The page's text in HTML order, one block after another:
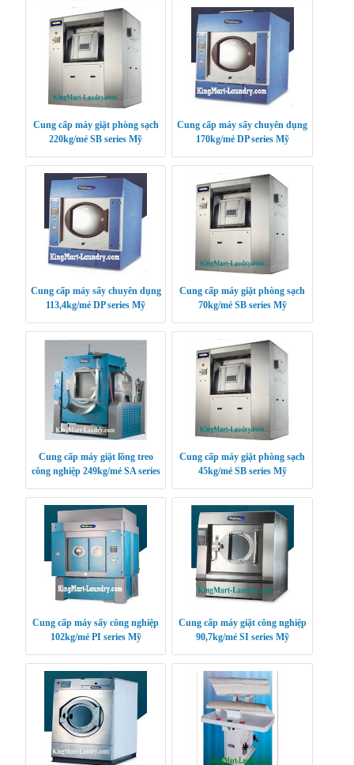
Cung cấp máy giặt phòng sạch
220kg/mẻ SB series Mỹ
Cung cấp máy sấy chuyên dụng
170kg/mẻ DP series Mỹ
Cung cấp máy sấy chuyên dụng
113,4kg/mẻ DP series Mỹ
Cung cấp máy giặt phòng sạch
70kg/mẻ SB series Mỹ
Cung cấp máy giặt lồng treo
công nghiệp 249kg/mẻ SA series
Cung cấp máy giặt phòng sạch
45kg/mẻ SB series Mỹ
Cung cấp máy sấy công nghiệp
102kg/mẻ PI series Mỹ
Cung cấp máy giặt công nghiệp
90,7kg/mẻ SI series Mỹ